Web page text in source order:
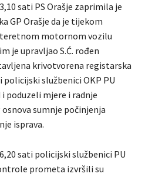
sati PS Orašje zaprimila je
GP Orašje da je tijekom
motornom vozilu
je upravljao S.Ć. rođen
krivotvorena registarska
službenici OKP PU
poduzeli mjere i radnje
sumnje počinjenja
isprava.
sati policijski službenici PU
prometa izvršili su